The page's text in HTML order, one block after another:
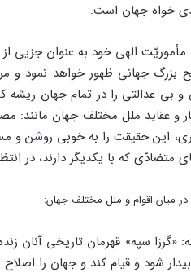
خواه جهان است.
مأموریّت الهى خود به عنوان جزیى
بزرگ جهانى ظهور خواهد نمود و
بى عدالتى را در تمام جهان
و عقاید ملل مختلف جهان مانند:
این حقیقت را به خوبى روشن و
متضادّى که با یکدیگر دارند، در
میان اقوام و ملل مختلف جهان:
که: «گرزا سپه» قهرمان تاریخى آنان
شود و قیام کند و جهان را اصلاح